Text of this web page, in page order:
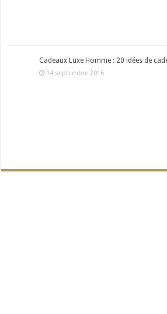
Cadeaux Luxe Homme : 20 idées de
14 septembre 2016